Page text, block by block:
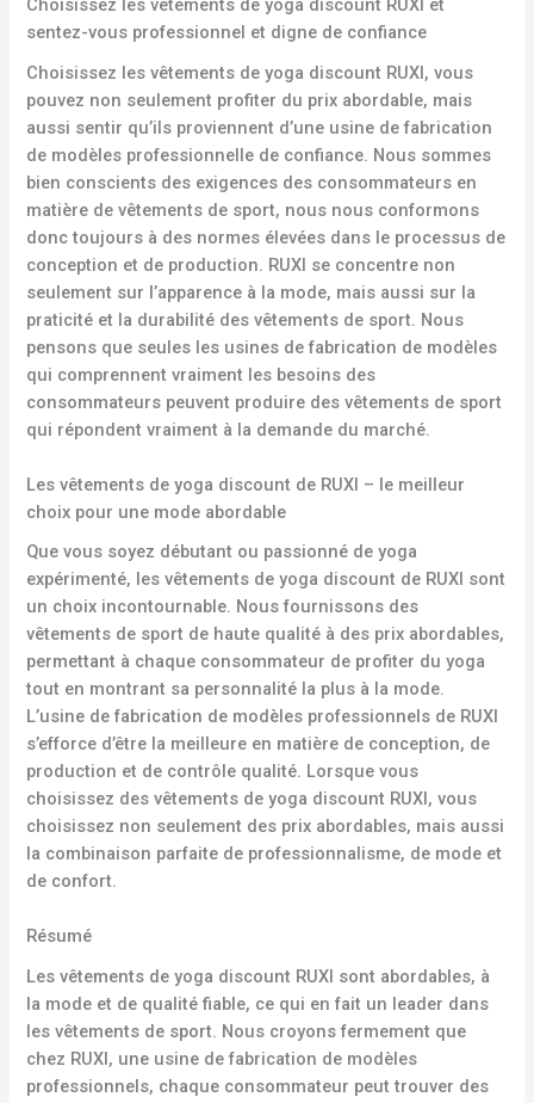
Choisissez les vêtements de yoga discount RUXI et
sentez-vous professionnel et digne de confiance
Choisissez les vêtements de yoga discount RUXI, vous
pouvez non seulement profiter du prix abordable, mais
aussi sentir qu’ils proviennent d’une usine de fabrication
de modèles professionnelle de confiance. Nous sommes
bien conscients des exigences des consommateurs en
matière de vêtements de sport, nous nous conformons
donc toujours à des normes élevées dans le processus de
conception et de production. RUXI se concentre non
seulement sur l’apparence à la mode, mais aussi sur la
praticité et la durabilité des vêtements de sport. Nous
pensons que seules les usines de fabrication de modèles
qui comprennent vraiment les besoins des
consommateurs peuvent produire des vêtements de sport
qui répondent vraiment à la demande du marché.
Les vêtements de yoga discount de RUXI – le meilleur
choix pour une mode abordable
Que vous soyez débutant ou passionné de yoga
expérimenté, les vêtements de yoga discount de RUXI sont
un choix incontournable. Nous fournissons des
vêtements de sport de haute qualité à des prix abordables,
permettant à chaque consommateur de profiter du yoga
tout en montrant sa personnalité la plus à la mode.
L’usine de fabrication de modèles professionnels de RUXI
s’efforce d’être la meilleure en matière de conception, de
production et de contrôle qualité. Lorsque vous
choisissez des vêtements de yoga discount RUXI, vous
choisissez non seulement des prix abordables, mais aussi
la combinaison parfaite de professionnalisme, de mode et
de confort.
Résumé
Les vêtements de yoga discount RUXI sont abordables, à
la mode et de qualité fiable, ce qui en fait un leader dans
les vêtements de sport. Nous croyons fermement que
chez RUXI, une usine de fabrication de modèles
professionnels, chaque consommateur peut trouver des